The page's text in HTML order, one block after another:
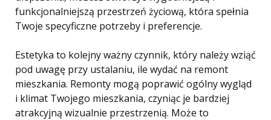
funkcjonalniejszą przestrzeń życiową, która spełnia
Twoje specyficzne potrzeby i preferencje.
Estetyka to kolejny ważny czynnik, który należy wziąć
pod uwagę przy ustalaniu, ile wydać na remont
mieszkania. Remonty mogą poprawić ogólny wygląd
i klimat Twojego mieszkania, czyniąc je bardziej
atrakcyjną wizualnie przestrzenią. Może to